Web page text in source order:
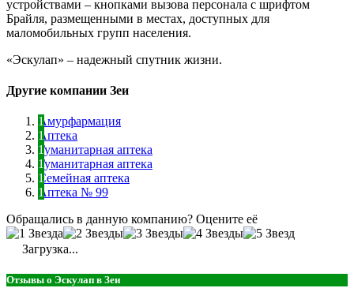
устройствами – кнопками вызова персонала с шрифтом
Брайля, размещенными в местах, доступных для
маломобильных групп населения.
«Эскулап» – надежный спутник жизни.
Другие компании Зеи
Амурфармация
Аптека
Гуманитарная аптека
Гуманитарная аптека
Семейная аптека
Аптека № 99
Обращались в данную компанию? Оцените её
Загрузка...
Отзывы о Эскулап в Зеи